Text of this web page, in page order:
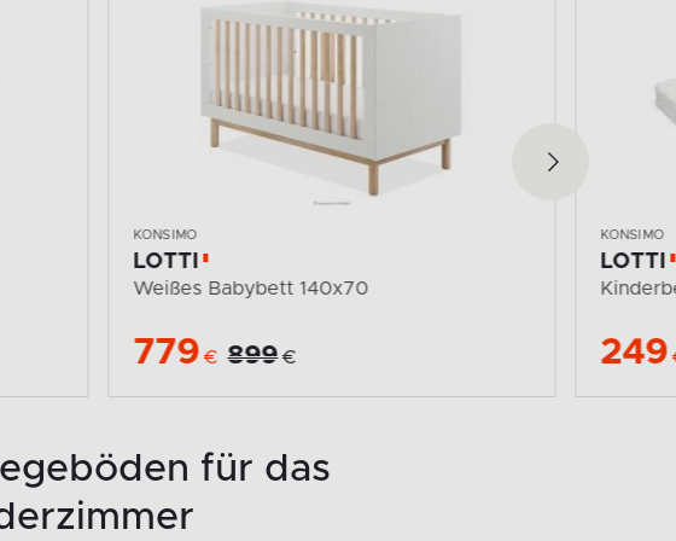
KONSIMO
LOTTI
Kinderbett Matratze 140x70
249 € 289 €
KONSIMO
LOTTI
779
für das